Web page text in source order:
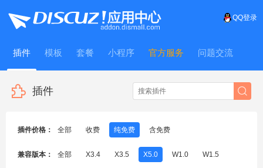
QQ登录
插件 模板 套餐 小程序 官方服务 问题交流
WitFrame
插件
插件价格： 全部 收费 纯免费 含免费
兼容版本： 全部 X3.4 X3.5 X5.0 W1.0 W1.5